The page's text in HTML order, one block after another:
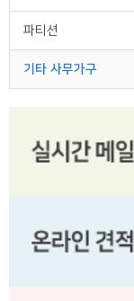
파티션
기타 사무가구